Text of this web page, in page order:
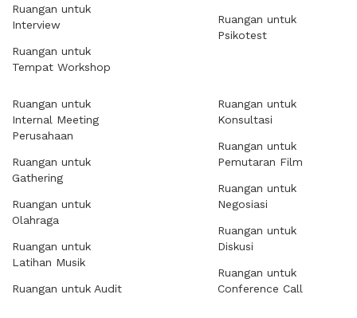
Ruangan untuk
Interview
Ruangan untuk
Tempat Workshop
Ruangan untuk
Psikotest
Ruangan untuk
Internal Meeting
Perusahaan
Ruangan untuk
Gathering
Ruangan untuk
Olahraga
Ruangan untuk
Latihan Musik
Ruangan untuk Audit
Ruangan untuk
Konsultasi
Ruangan untuk
Pemutaran Film
Ruangan untuk
Negosiasi
Ruangan untuk
Diskusi
Ruangan untuk
Conference Call